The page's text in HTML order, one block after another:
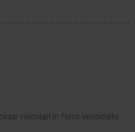
veicolari in ferro verniciato